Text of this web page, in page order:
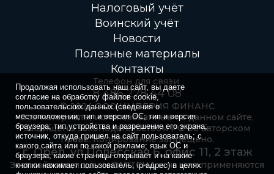
Налоговый учёт
Воинский учёт
Новости
Полезные материалы
Контакты
Телефон для связи
8 486 278 44 08
© 2024 ООО ИМПЕРИЯ ФИНАНС
Все материалы, использованные на данном сайте,
защищены законодательством РФ об авторском
праве. Копирование запрещено.
г. Орёл, ул Полесская 6, офис 11, 2 этаж
Этот сайт защищен reCAPTCHA и на нем применяются
Продолжая использовать наш сайт, вы даете
согласие на обработку файлов cookie,
пользовательских данных (сведения о
местоположении; тип и версия ОС; тип и версия
браузера; тип устройства и разрешение его экрана;
источник, откуда пришел на сайт пользователь; с
какого сайта или по какой рекламе; язык ОС и
браузера; какие страницы открывает и на какие
кнопки нажимает пользователь; ip-адрес) в целях